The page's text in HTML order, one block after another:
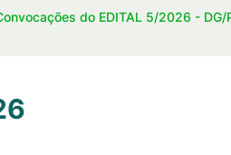
do EDITAL 5/2026 - DG/